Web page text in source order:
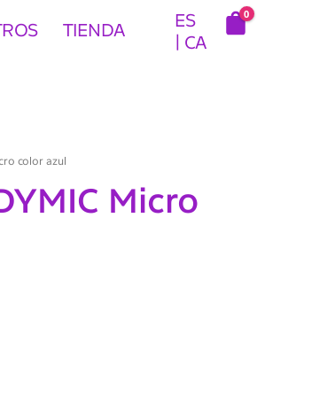
TIENDA
ES
CA
0
color azul
Micro